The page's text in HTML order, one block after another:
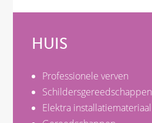
HUIS
Professionele verven
Schildersgereedschappen
Elektra installatiemateriaal